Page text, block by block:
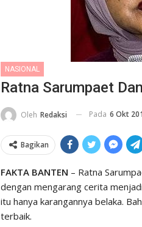
NASIONAL
Ratna Sarumpaet
Oleh Redaksi Pada 6 Okt
Bagikan
FAKTA BANTEN – Ratna
dengan mengarang cerita
itu hanya karangannya belaka.
terbaik.